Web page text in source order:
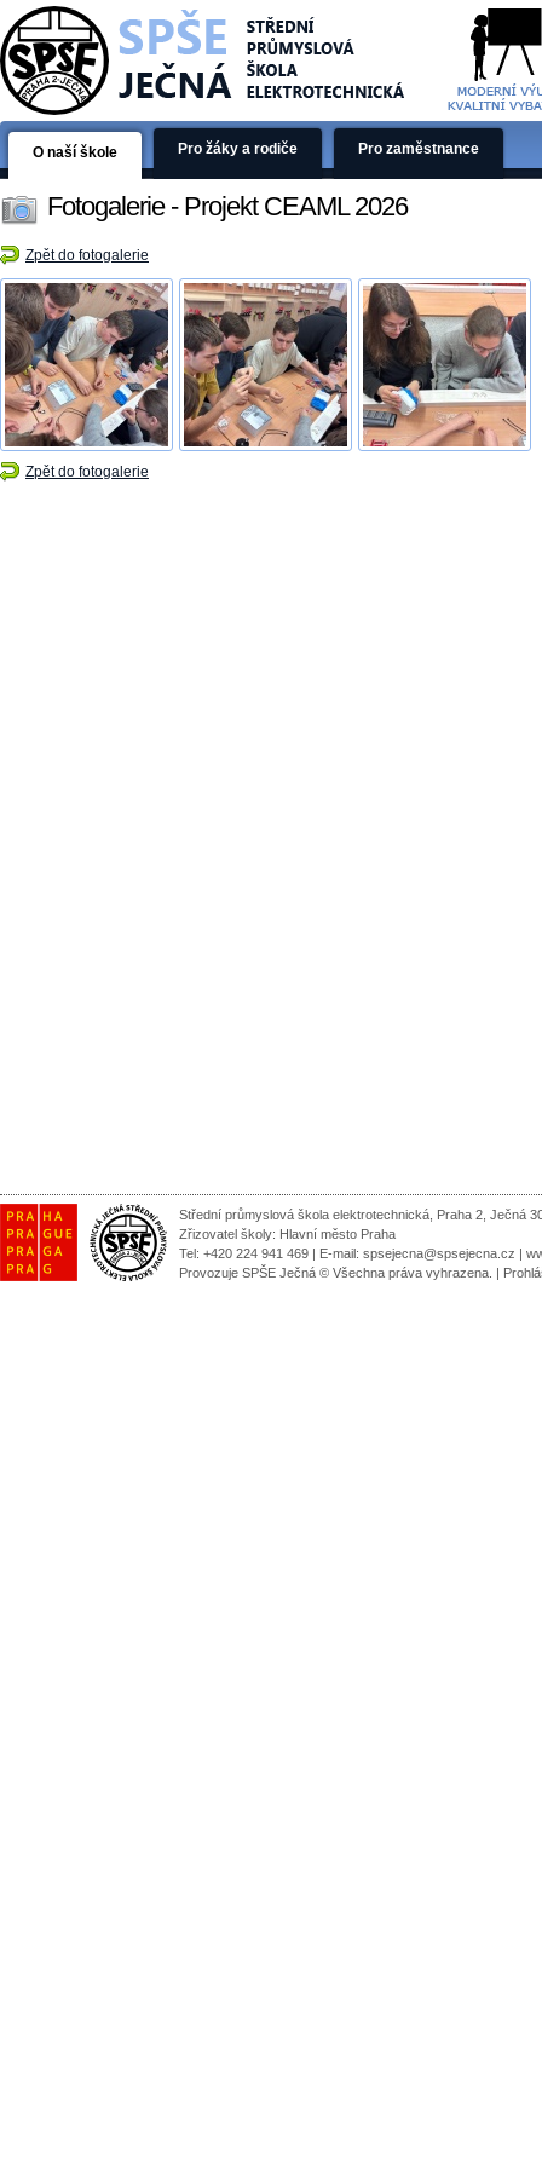
O naší škole Pro žáky a rodiče Pro zaměstnance
Fotogalerie - Projekt CEAML 2026
Zpět do fotogalerie
Zpět do fotogalerie
Střední průmyslová škola elektrotechnická, Praha 2, Ječná
Zřizovatel školy: Hlavní město Praha
Tel: +420 224 941 469 | E-mail: spsejecna@spsejecna.cz |
Provozuje SPŠE Ječná © Všechna práva vyhrazena. |